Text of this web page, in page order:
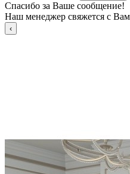
Спасибо за Ваше сообщение!
Наш менеджер свяжется с